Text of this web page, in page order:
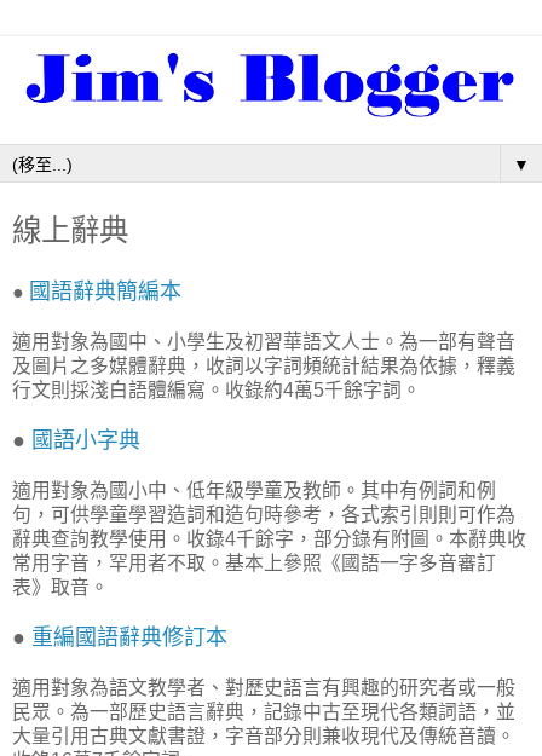
▼
線上辭典
● 國語辭典簡編本
適用對象為國中、小學生及初習華語文人士。為一部有聲音
及圖片之多媒體辭典，收詞以字詞頻統計結果為依據，釋義
行文則採淺白語體編寫。收錄約4萬5千餘字詞。
● 國語小字典
適用對象為國小中、低年級學童及教師。其中有例詞和例
句，可供學童學習造詞和造句時參考，各式索引則則可作為
辭典查詢教學使用。收錄4千餘字，部分錄有附圖。本辭典收
常用字音，罕用者不取。基本上參照《國語一字多音審訂
表》取音。
● 重編國語辭典修訂本
適用對象為語文教學者、對歷史語言有興趣的研究者或一般
民眾。為一部歷史語言辭典，記錄中古至現代各類詞語，並
大量引用古典文獻書證，字音部分則兼收現代及傳統音讀。